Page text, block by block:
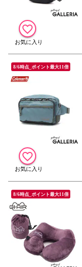
8/6時点_ポイント最大11倍
8/6時点_ポイント最大11倍